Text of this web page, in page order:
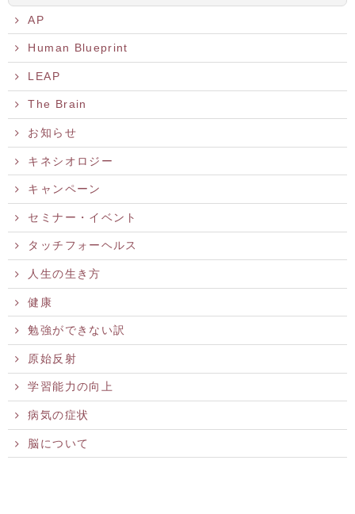
AP
Human Blueprint
LEAP
The Brain
お知らせ
キネシオロジー
キャンペーン
セミナー・イベント
タッチフォーヘルス
人生の生き方
健康
勉強ができない訳
原始反射
学習能力の向上
病気の症状
脳について